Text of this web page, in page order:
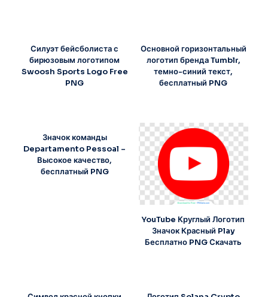
Силуэт бейсболиста с
бирюзовым логотипом
Swoosh Sports Logo Free
PNG
Основной горизонтальный
логотип бренда Tumblr,
темно-синий текст,
бесплатный PNG
Значок команды
Departamento Pessoal –
Высокое качество,
бесплатный PNG
YouTube Круглый Логотип
Значок Красный Play
Бесплатно PNG Скачать